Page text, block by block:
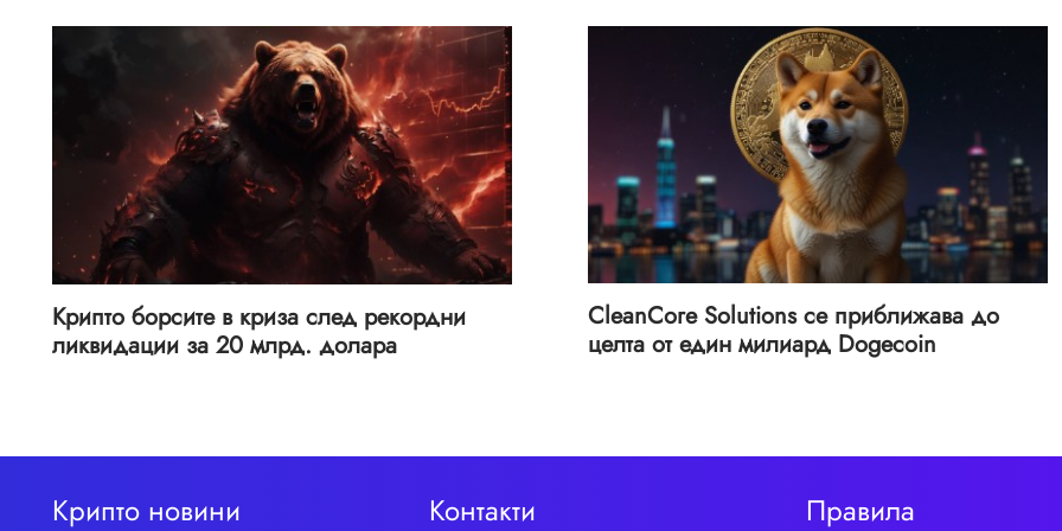
Крипто борсите в криза след рекордни
ликвидации за 20 млрд. долара
CleanCore Solutions се приближава до
целта от един милиард Dogecoin
Крипто новини Контакти Правила